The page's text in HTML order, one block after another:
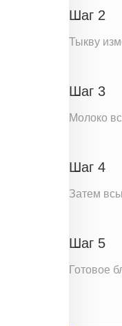
Шаг 2
Тыкву
Шаг 3
Молоко
Шаг 4
Затем
Шаг 5
Готовое